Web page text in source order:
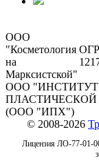
ООО
"Косметология
на
Марксистской"
ООО "ИНСТИТУТ
ПЛАСТИЧЕСКОЙ
(ООО "ИПХ")
© 2008-2026
Лицензия ЛО-77-01-